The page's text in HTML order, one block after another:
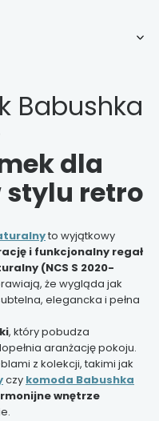
Babushka
dla
stylu retro
to wyjątkowy
i funkcjonalny regał
(NCS S 2020-
że wygląda jak
elegancka i pełna
, który pobudza
aranżację pokoju.
z kolekcji, takimi jak
czy komoda Babushka
wnętrze